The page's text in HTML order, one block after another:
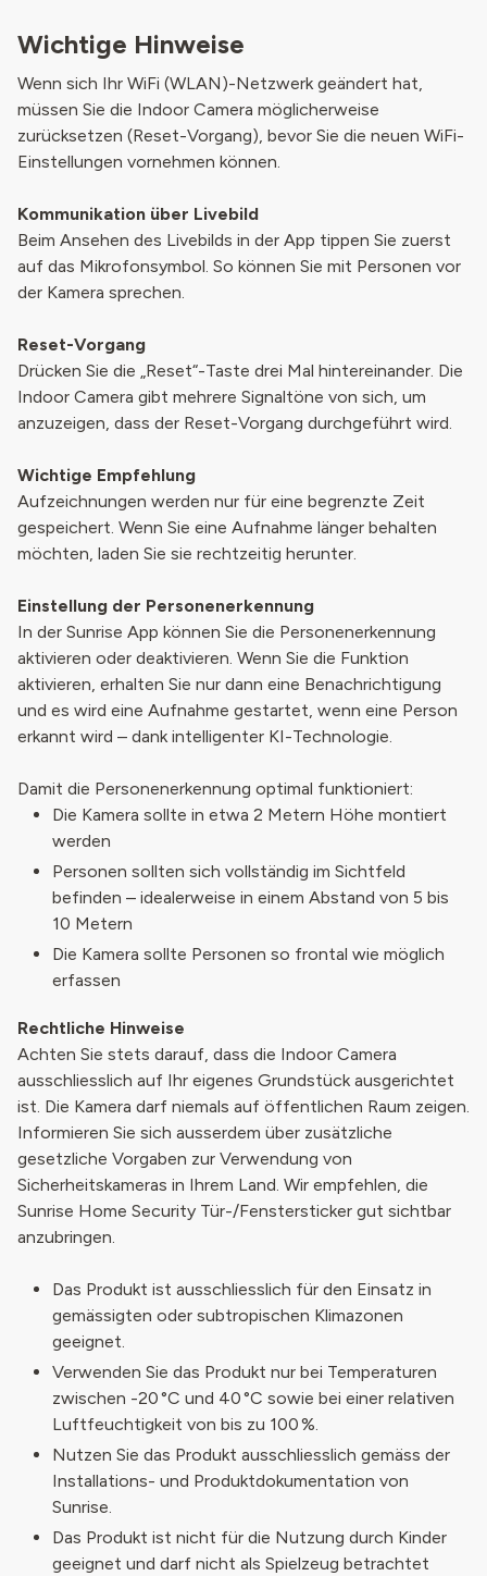
Wichtige Hinweise
Wenn sich Ihr WiFi (WLAN)-Netzwerk geändert hat,
müssen Sie die Indoor Camera möglicherweise
zurücksetzen (Reset-Vorgang), bevor Sie die neuen WiFi-
Einstellungen vornehmen können.
Kommunikation über Livebild
Beim Ansehen des Livebilds in der App tippen Sie zuerst
auf das Mikrofonsymbol. So können Sie mit Personen vor
der Kamera sprechen.
Reset-Vorgang
Drücken Sie die „Reset“-Taste drei Mal hintereinander. Die
Indoor Camera gibt mehrere Signaltöne von sich, um
anzuzeigen, dass der Reset-Vorgang durchgeführt wird.
Wichtige Empfehlung
Aufzeichnungen werden nur für eine begrenzte Zeit
gespeichert. Wenn Sie eine Aufnahme länger behalten
möchten, laden Sie sie rechtzeitig herunter.
Einstellung der Personenerkennung
In der Sunrise App können Sie die Personenerkennung
aktivieren oder deaktivieren. Wenn Sie die Funktion
aktivieren, erhalten Sie nur dann eine Benachrichtigung
und es wird eine Aufnahme gestartet, wenn eine Person
erkannt wird – dank intelligenter KI-Technologie.
Damit die Personenerkennung optimal funktioniert:
Die Kamera sollte in etwa 2 Metern Höhe montiert
werden
Personen sollten sich vollständig im Sichtfeld
befinden – idealerweise in einem Abstand von 5 bis
10 Metern
Die Kamera sollte Personen so frontal wie möglich
erfassen
Rechtliche Hinweise
Achten Sie stets darauf, dass die Indoor Camera
ausschliesslich auf Ihr eigenes Grundstück ausgerichtet
ist. Die Kamera darf niemals auf öffentlichen Raum zeigen.
Informieren Sie sich ausserdem über zusätzliche
gesetzliche Vorgaben zur Verwendung von
Sicherheitskameras in Ihrem Land. Wir empfehlen, die
Sunrise Home Security Tür-/Fenstersticker gut sichtbar
anzubringen.
Das Produkt ist ausschliesslich für den Einsatz in
gemässigten oder subtropischen Klimazonen
geeignet.
Verwenden Sie das Produkt nur bei Temperaturen
zwischen -20 °C und 40 °C sowie bei einer relativen
Luftfeuchtigkeit von bis zu 100 %.
Nutzen Sie das Produkt ausschliesslich gemäss der
Installations- und Produktdokumentation von
Sunrise.
Das Produkt ist nicht für die Nutzung durch Kinder
geeignet und darf nicht als Spielzeug betrachtet